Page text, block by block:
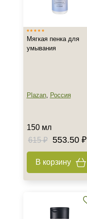
Россия
Тип товара
Мусс
Класс косметики
Профессиональная
Тип кожи
Мягкая пенка для
умывания
Plazan, Россия
150 мл
615 ₽
553.50 ₽
В корзину